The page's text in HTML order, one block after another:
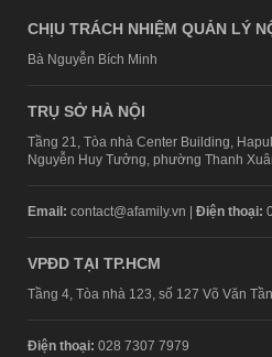
CHỊU TRÁCH NHIỆM QUẢN LÝ
Bà Nguyễn Bích Minh
TRỤ SỞ HÀ NỘI
Tầng 21, Tòa nhà Center Building,
Nguyễn Huy Tưởng, phường Thanh
Email: contact@afamily.vn | Điện thoại:
VPĐD TẠI TP.HCM
Tầng 4, Tòa nhà 123, số 127 Võ Văn
Điện thoại: 028 7307 7979